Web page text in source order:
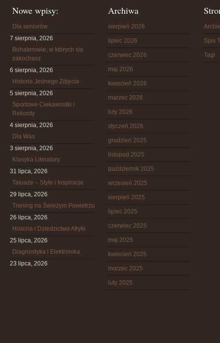
Nowe wpisy:
Dla seniorów
7 sierpnia, 2026
Bohaterowie, w których się
zakochasz
6 sierpnia, 2026
Historia Jednego Zdjęcia
5 sierpnia, 2026
Sportowe Ciekawostki i
Rekordy
4 sierpnia, 2026
Dla Was
3 sierpnia, 2026
Klasyka Literatury
31 lipca, 2026
Tatuaże – Style i Inspiracje
29 lipca, 2026
Trening na Świeżym Powietrzu
26 lipca, 2026
Historia i Dziedzictwo Afryki
25 lipca, 2026
Diagnostyka i Elektronika
23 lipca, 2026
Archiwa
sierpień 2026
lipiec 2026
czerwiec 2026
maj 2026
kwiecień 2026
marzec 2026
luty 2026
styczeń 2026
grudzień 2025
listopad 2025
październik 2025
wrzesień 2025
sierpień 2025
lipiec 2025
czerwiec 2025
maj 2025
kwiecień 2025
marzec 2025
luty 2025
Spis
Tagi